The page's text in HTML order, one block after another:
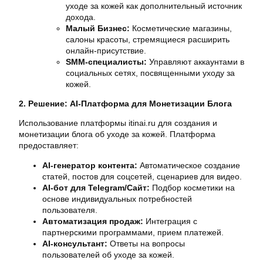
уходе за кожей как дополнительный источник
дохода.
Малый Бизнес: Косметические магазины,
салоны красоты, стремящиеся расширить
онлайн-присутствие.
SMM-специалисты: Управляют аккаунтами в
социальных сетях, посвященными уходу за
кожей.
2. Решение: AI-Платформа для Монетизации Блога
Использование платформы itinai.ru для создания и
монетизации блога об уходе за кожей. Платформа
предоставляет:
AI-генератор контента: Автоматическое создание
статей, постов для соцсетей, сценариев для видео.
AI-бот для Telegram/Сайт: Подбор косметики на
основе индивидуальных потребностей
пользователя.
Автоматизация продаж: Интеграция с
партнерскими программами, прием платежей.
AI-консультант: Ответы на вопросы
пользователей об уходе за кожей.